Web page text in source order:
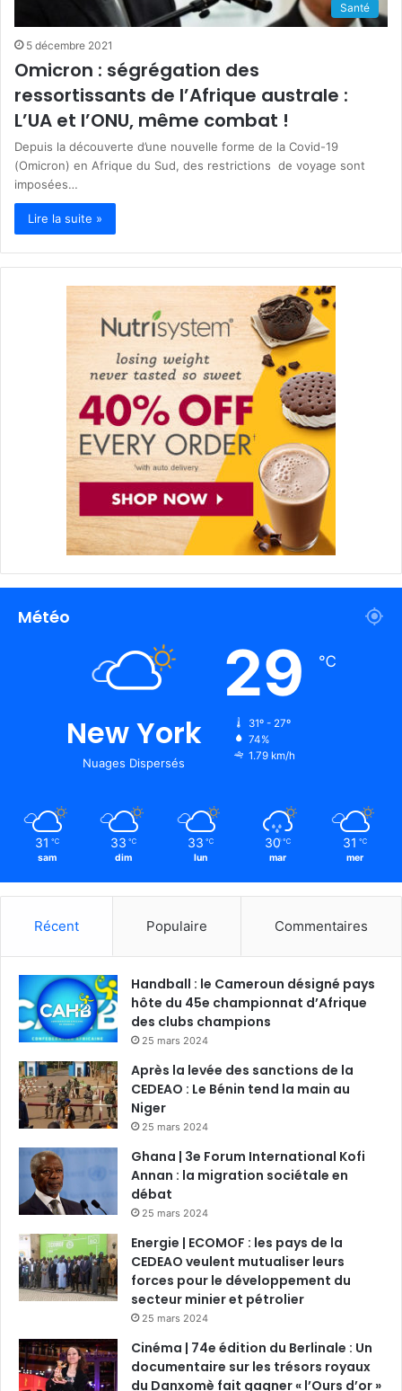
Santé
5 décembre 2021
Omicron : ségrégation des
ressortissants de l’Afrique australe :
L’UA et l’ONU, même combat !
Depuis la découverte d’une nouvelle forme de la Covid-19
(Omicron) en Afrique du Sud, des restrictions de voyage sont
imposées…
Lire la suite »
Météo
New York
Nuages Dispersés
29 ℃
31º - 27º
74%
1.79 km/h
31 ℃
sam
33 ℃
dim
33 ℃
lun
30 ℃
mar
31 ℃
mer
Récent Populaire Commentaires
Handball : le Cameroun désigné pays
hôte du 45e championnat d’Afrique
des clubs champions
25 mars 2024
Après la levée des sanctions de la
CEDEAO : Le Bénin tend la main au
Niger
25 mars 2024
Ghana | 3e Forum International Kofi
Annan : la migration sociétale en
débat
25 mars 2024
Energie | ECOMOF : les pays de la
CEDEAO veulent mutualiser leurs
forces pour le développement du
secteur minier et pétrolier
25 mars 2024
Cinéma | 74e édition du Berlinale : Un
documentaire sur les trésors royaux
du Danxomè fait gagner « l’Ours d’or »